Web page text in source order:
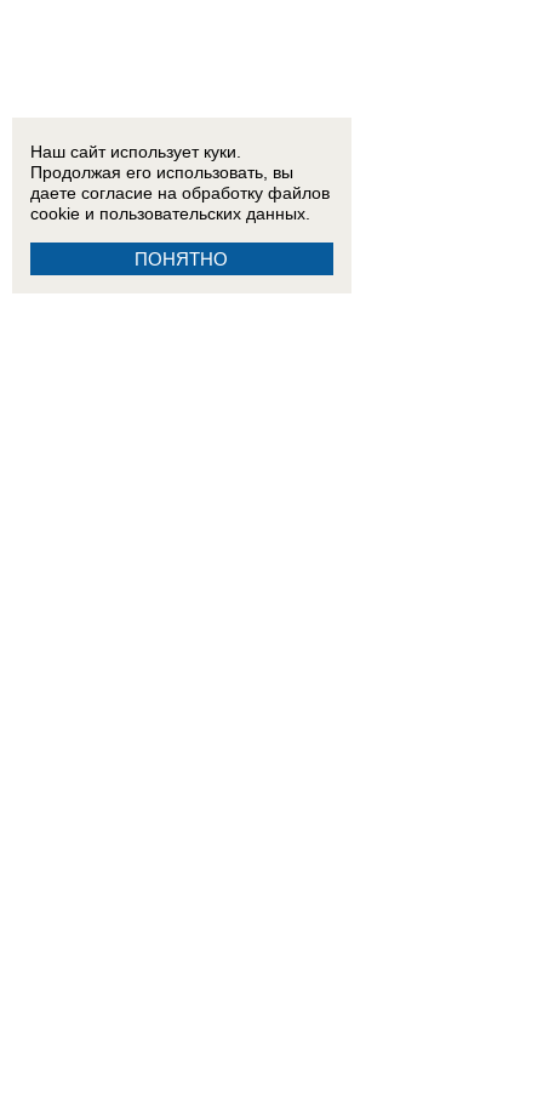
Наш сайт использует куки.
Продолжая его использовать, вы
даете согласие на обработку файлов
cookie и пользовательских данных.
ПОНЯТНО